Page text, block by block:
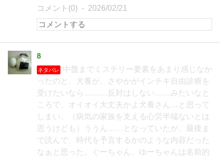
コメント(0) 2026/02/21
8
ネタバレ
中盤までミステリー要素をあまり感じなか
ったのと、犬養が、さやかがインチキ自由診療を
受けたいなら………反対はしない……みたいなと
ころで、オイオイ大丈夫かよ犬養さん…と思って
しまい、（病気の家族を支える心労半端ないとは
思うけども）ううん……となっていたが、最後ま
で読んで、時代を予言するかのような内容だった
なぁと思った。ぐーちゃん、ゆーちゃんは名前的